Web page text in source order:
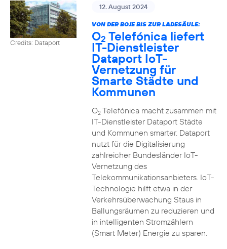
Credits: Dataport
12. August 2024
VON DER BOJE BIS ZUR LADESÄULE:
O2 Telefónica liefert
IT-Dienstleister
Dataport IoT-
Vernetzung für
Smarte Städte und
Kommunen
O2Telefónica macht zusammen mit
IT-Dienstleister Dataport Städte
und Kommunen smarter. Dataport
nutzt für die Digitalisierung
zahlreicher Bundesländer IoT-
Vernetzung des
Telekommunikationsanbieters. IoT-
Technologie hilft etwa in der
Verkehrsüberwachung Staus in
Ballungsräumen zu reduzieren und
in intelligenten Stromzählern
(Smart Meter) Energie zu sparen.